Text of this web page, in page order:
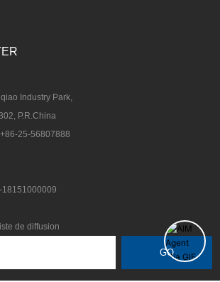
Industry Park,
P.R.China
25-56807888
18151000009
de diffusion
GO